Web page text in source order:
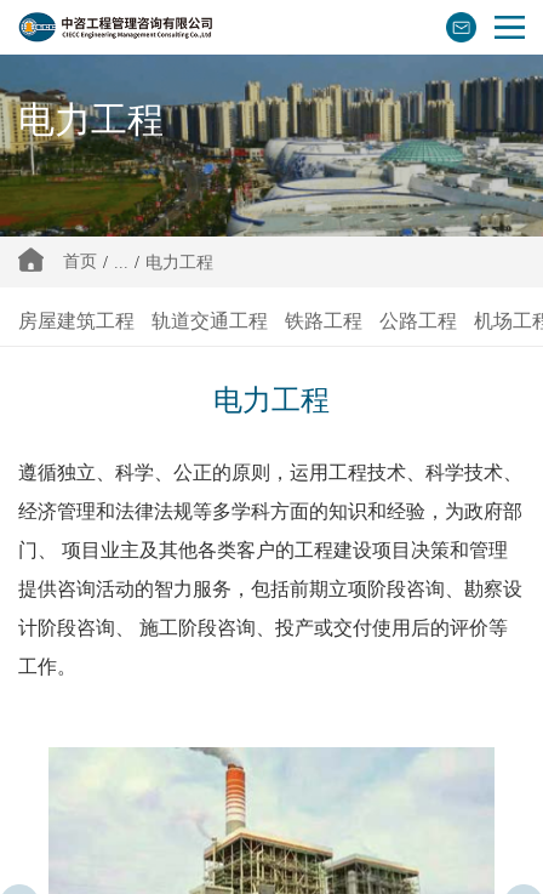
电力工程
首页 / / 电力工程
房屋建筑工程 轨道交通工程 铁路工程 公路工程 机场工
电力工程
遵循独立、科学、公正的原则，运用工程技术、科学技术、
经济管理和法律法规等多学科方面的知识和经验，为政府部
门、 项目业主及其他各类客户的工程建设项目决策和管理
提供咨询活动的智力服务，包括前期立项阶段咨询、勘察设
计阶段咨询、 施工阶段咨询、投产或交付使用后的评价等
工作。